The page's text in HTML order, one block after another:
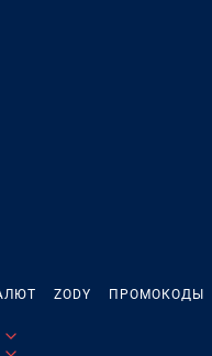
ZODY ПРОМОКОДЫ